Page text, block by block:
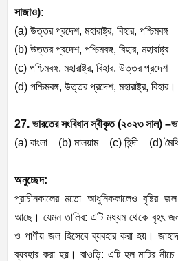
সাজাও):
(a) উত্তর প্রদেশ, মহারাষ্ট্র, বিহার, পশ্চিমবঙ্গ
(b) উত্তর প্রদেশ, পশ্চিমবঙ্গ, বিহার, মহারাষ্ট্র
(c) পশ্চিমবঙ্গ, মহারাষ্ট্র, বিহার, উত্তর প্রদেশ
(d) পশ্চিমবঙ্গ, উত্তর প্রদেশ, মহারাষ্ট্র, বিহার।
27. ভারতের সংবিধান স্বীকৃত (২০২৩ সাল)
(a) বাংলা (b) মালয়াম (c) হিন্দী (d)
অনুচ্ছেদ:
প্রাচীনকালের মতো আধুনিককালেও বৃষ্টির
আছে। যেমন তালিব: এটি মধ্যম থেকে বৃহৎ
ও পাণীয় জল হিসেবে ব্যবহার করা হয়।
ব্যবহার করা হয়। বাওড়ি: এটি হল মাটির